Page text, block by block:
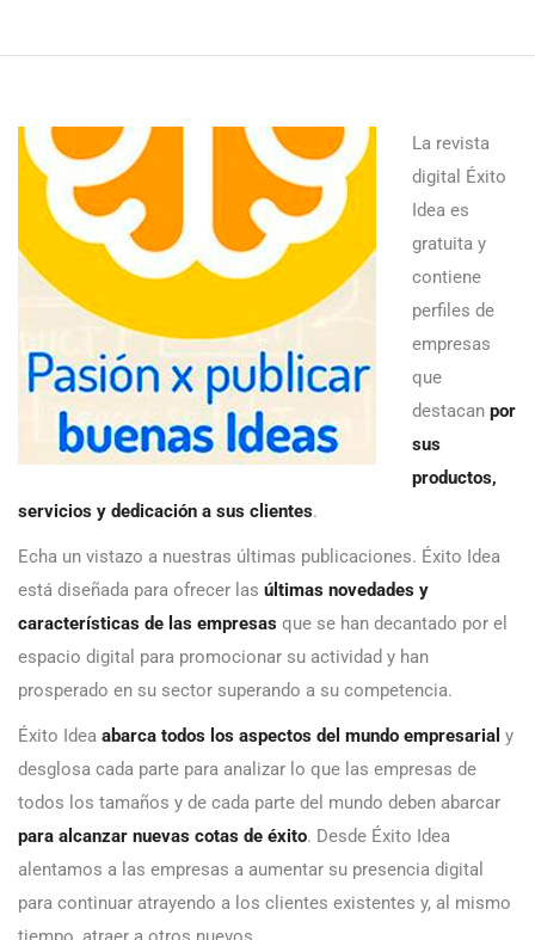
La revista
digital Éxito
Idea es
gratuita y
contiene
perfiles de
empresas
que
destacan por
sus
productos,
servicios y dedicación a sus clientes.
Echa un vistazo a nuestras últimas publicaciones. Éxito Idea
está diseñada para ofrecer las últimas novedades y
características de las empresas que se han decantado por el
espacio digital para promocionar su actividad y han
prosperado en su sector superando a su competencia.
Éxito Idea abarca todos los aspectos del mundo empresarial y
desglosa cada parte para analizar lo que las empresas de
todos los tamaños y de cada parte del mundo deben abarcar
para alcanzar nuevas cotas de éxito. Desde Éxito Idea
alentamos a las empresas a aumentar su presencia digital
para continuar atrayendo a los clientes existentes y, al mismo